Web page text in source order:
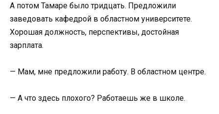
А потом Тамаре было тридцать. Предложили
заведовать кафедрой в областном университете.
Хорошая должность, перспективы, достойная
зарплата.
— Мам, мне предложили работу. В областном центре.
— А что здесь плохого? Работаешь же в школе.